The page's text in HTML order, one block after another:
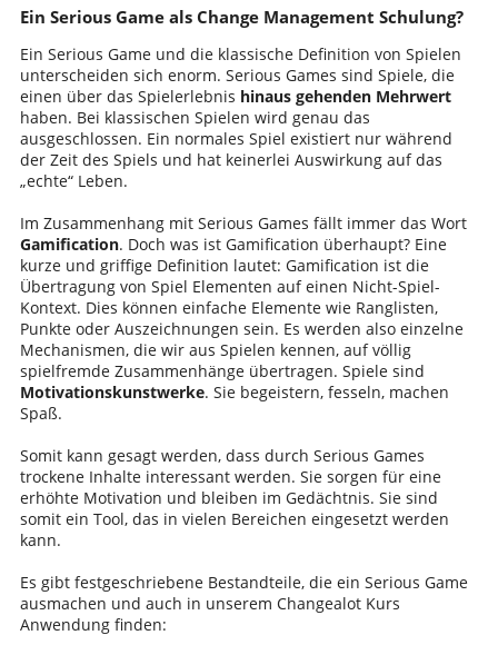
Ein Serious Game als Change Management Schulung?
Ein Serious Game und die klassische Definition von Spielen
unterscheiden sich enorm. Serious Games sind Spiele, die
einen über das Spielerlebnis hinaus gehenden Mehrwert
haben. Bei klassischen Spielen wird genau das
ausgeschlossen. Ein normales Spiel existiert nur während
der Zeit des Spiels und hat keinerlei Auswirkung auf das
„echte“ Leben.
Im Zusammenhang mit Serious Games fällt immer das Wort
Gamification. Doch was ist Gamification überhaupt? Eine
kurze und griffige Definition lautet: Gamification ist die
Übertragung von Spiel Elementen auf einen Nicht-Spiel-
Kontext. Dies können einfache Elemente wie Ranglisten,
Punkte oder Auszeichnungen sein. Es werden also einzelne
Mechanismen, die wir aus Spielen kennen, auf völlig
spielfremde Zusammenhänge übertragen. Spiele sind
Motivationskunstwerke. Sie begeistern, fesseln, machen
Spaß.
Somit kann gesagt werden, dass durch Serious Games
trockene Inhalte interessant werden. Sie sorgen für eine
erhöhte Motivation und bleiben im Gedächtnis. Sie sind
somit ein Tool, das in vielen Bereichen eingesetzt werden
kann.
Es gibt festgeschriebene Bestandteile, die ein Serious Game
ausmachen und auch in unserem Changealot Kurs
Anwendung finden: